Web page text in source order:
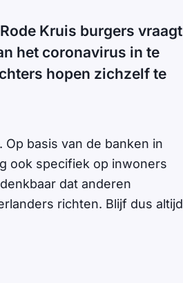
Kruis burgers vraagt
het coronavirus in te
hopen zichzelf te
basis van de banken in
ook specifiek op inwoners
dat anderen
richten. Blijf dus altijd